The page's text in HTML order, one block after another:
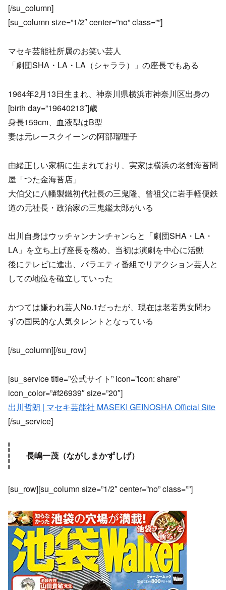
[/su_column]
[su_column size=”1/2″ center=”no” class=””]
マセキ芸能社所属のお笑い芸人
「劇団SHA・LA・LA（シャララ）」の座長でもある
1964年2月13日生まれ、神奈川県横浜市神奈川区出身の
[birth day=”19640213″]歳
身長159cm、血液型はB型
妻は元レースクイーンの阿部瑠理子
由緒正しい家柄に生まれており、実家は横浜の老舗海苔問
屋「つた金海苔店」
大伯父に八幡製鐵初代社長の三鬼隆、曾祖父に岩手軽便鉄
道の元社長・政治家の三鬼鑑太郎がいる
出川自身はウッチャンナンチャンらと「劇団SHA・LA・
LA」を立ち上げ座長を務め、当初は演劇を中心に活動
後にテレビに進出、バラエティ番組でリアクション芸人と
しての地位を確立していった
かつては嫌われ芸人No.1だったが、現在は老若男女問わ
ずの国民的な人気タレントとなっている
[/su_column][/su_row]
[su_service title=”公式サイト” icon=”icon: share”
icon_color=”#f26939″ size=”20″]
出川哲朗 | マセキ芸能社 MASEKI GEINOSHA Official Site
[/su_service]
長嶋一茂（ながしまかずしげ）
[su_row][su_column size=”1/2″ center=”no” class=””]